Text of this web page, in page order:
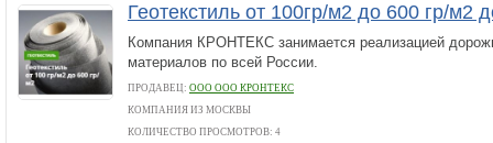
Геотекстиль от 100гр/м2 до 600 гр/м2
Компания КРОНТЕКС занимается реализацией
материалов по всей России.
ПРОДАВЕЦ: ООО ООО КРОНТЕКС
КОМПАНИЯ ИЗ МОСКВЫ
КОЛИЧЕСТВО ПРОСМОТРОВ: 4